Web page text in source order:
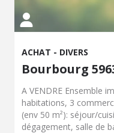
ACHAT - DIVERS
Bourbourg
A VENDRE Ensemble
habitations, 3
(env 50 m²): séjour/
dégagement, salle de